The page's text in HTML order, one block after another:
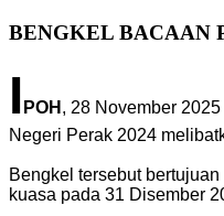
BENGKEL BACAAN
I POH , 28 November
Negeri Perak 2024
Bengkel tersebut
kuasa pada 31 Disember